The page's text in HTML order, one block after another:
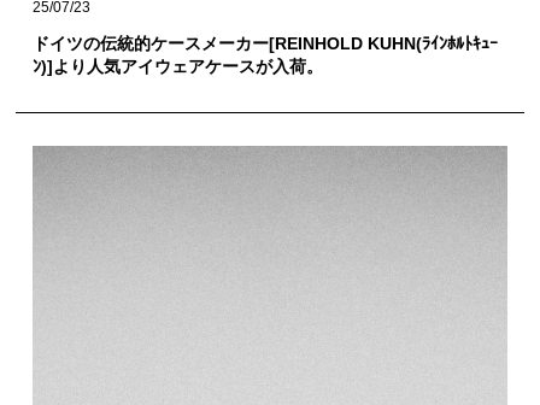
25/07/23
ドイツの伝統的ケースメーカー[REINHOLD KUHN(ﾗｲﾝﾎﾙﾄｷｭｰ
ﾝ)]より人気アイウェアケースが入荷。